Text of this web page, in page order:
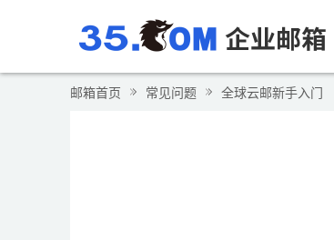
邮箱首页 常见问题 全球云邮新手入门